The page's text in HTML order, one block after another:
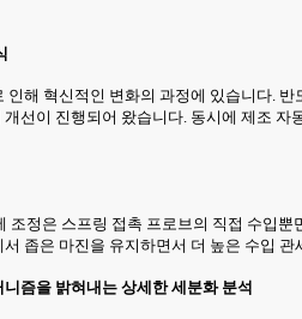
해 혁신적인 변화의 과정에 있습니다.
이 진행되어 왔습니다. 동시에 제조
정은 스프링 접촉 프로브의 직접 수입
좁은 마진을 유지하면서 더 높은 수입
즘을 밝혀내는 상세한 세분화 분석